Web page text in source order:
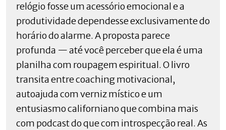
relógio fosse um acessório emocional e a
produtividade dependesse exclusivamente do
horário do alarme. A proposta parece
profunda — até você perceber que ela é uma
planilha com roupagem espiritual. O livro
transita entre coaching motivacional,
autoajuda com verniz místico e um
entusiasmo californiano que combina mais
com podcast do que com introspecção real. As